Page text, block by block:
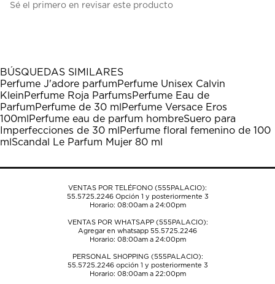
para
1
estrella
Esta
acción
abrirá
el
formulario
de
para
estrellas.
Esta
acción
abrirá
el
formulario
de
para
estrellas.
Esta
acción
abrirá
el
formulario
de
para
estrellas.
Esta
acción
abrirá
el
formulario
de
para
estrellas.
Esta
acción
abrirá
el
formulario
de
Sé el primero en revisar este producto
BÚSQUEDAS SIMILARES
Perfume J'adore parfumPerfume Unisex Calvin
KleinPerfume Roja ParfumsPerfume Eau de
ParfumPerfume de 30 ml Perfume Versace Eros
100ml Perfume eau de parfum hombreSuero para
Imperfecciones de 30 ml Perfume floral femenino de 100
ml Scandal Le Parfum Mujer 80 ml
VENTAS POR TELÉFONO (555PALACIO):
55.5725.2246Opción 1 y posteriormente 3
Horario: 08:00am a 24:00pm
VENTAS POR WHATSAPP (555PALACIO):
Agregar en whatsapp 55.5725.2246
Horario: 08:00am a 24:00pm
PERSONAL SHOPPING (555PALACIO):
55.5725.2246opción 1 y posteriormente 3
Horario: 08:00am a 22:00pm